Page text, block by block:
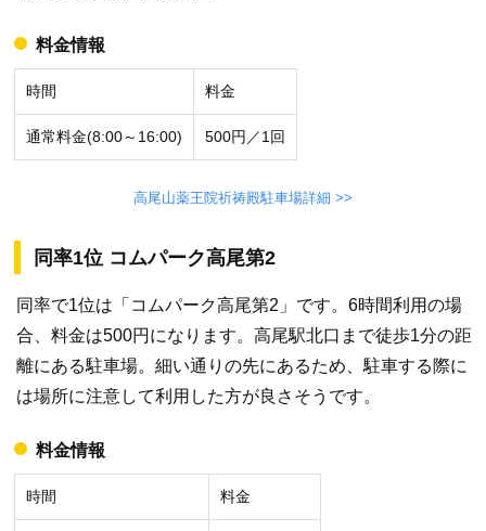
料金情報
時間 料金
通常料金(8:00～16:00) 500円／1回
高尾山薬王院祈祷殿駐車場詳細 >>
同率1位 コムパーク高尾第2
同率で1位は「コムパーク高尾第2」です。6時間利用の場
合、料金は500円になります。高尾駅北口まで徒歩1分の距
離にある駐車場。細い通りの先にあるため、駐車する際に
は場所に注意して利用した方が良さそうです。
料金情報
時間 料金